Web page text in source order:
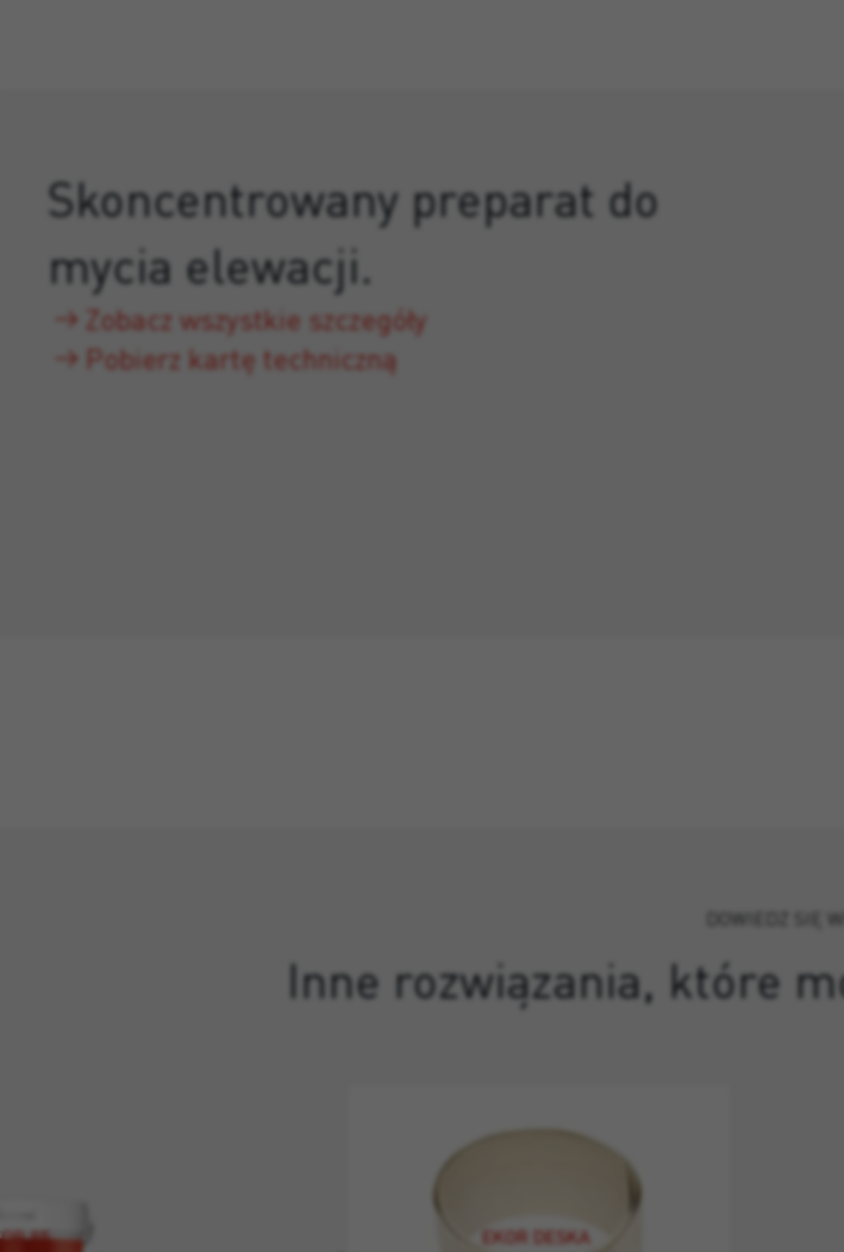
Skoncentrowany preparat do
mycia elewacji.
Zobacz wszystkie szczegóły
Pobierz kartę techniczną
DOWIEDZ SIĘ
Inne rozwiązania, które
95 EKOR DESKA